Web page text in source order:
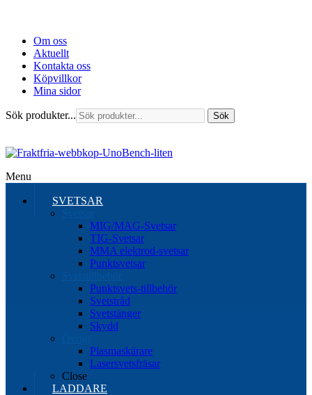
Om oss
Aktuellt
Kontakta oss
Köpvillkor
Mina sidor
Sök produkter... Sök
Menu
SVETSAR
MIG/MAG-Svetsar
TIG-Svetsar
MMA elektrod-svetsar
Punktsvetsar
Punktsvets-tillbehör
Svetstråd
Svetstänger
Skydd
Plasmaskärare
Lasersvetsfräsar
Close
LADDARE